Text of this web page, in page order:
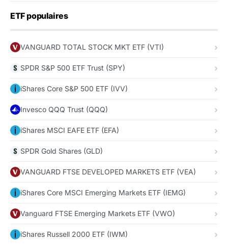
ETF populaires
VANGUARD TOTAL STOCK MKT ETF (VTI)
SPDR S&P 500 ETF Trust (SPY)
iShares Core S&P 500 ETF (IVV)
Invesco QQQ Trust (QQQ)
iShares MSCI EAFE ETF (EFA)
SPDR Gold Shares (GLD)
VANGUARD FTSE DEVELOPED MARKETS ETF (VEA)
iShares Core MSCI Emerging Markets ETF (IEMG)
Vanguard FTSE Emerging Markets ETF (VWO)
iShares Russell 2000 ETF (IWM)